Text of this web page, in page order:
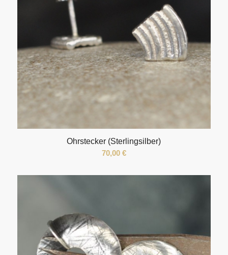
Ohrstecker (Sterlingsilber)
70,00 €